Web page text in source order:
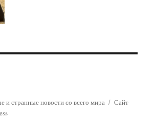
и странные новости со всего мира
Сайт